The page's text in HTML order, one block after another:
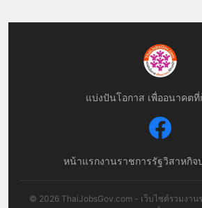
แบ่งปันโอกาส เพื่ออนาคต
หน้าแรกงานราชการรัฐวิสาหกิจ
© 2026 ThaiJobsGov.com - เว็บไซต์รวมงาน